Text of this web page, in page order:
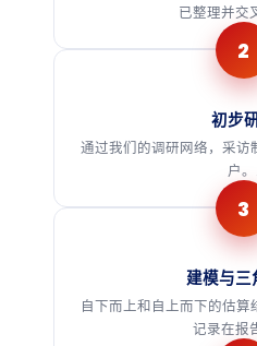
已整理并交
初步
通过我们的调研网络，采访
户。.
建模与三
自下而上和自上而下的估
记录在报